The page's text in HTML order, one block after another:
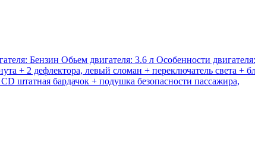
Бензин Обьем двигателя: 3.6 л Особенности
2 дефлектора, левый сломан + переключатель света +
штатная бардачок + подушка безопасности пассажира,